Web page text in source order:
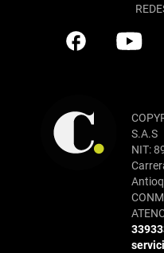
S.A.S
NIT: